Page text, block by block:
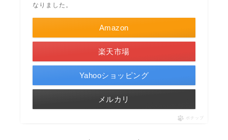
なりました。
Amazon
楽天市場
Yahooショッピング
メルカリ
ポチップ